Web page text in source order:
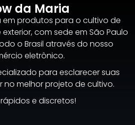
da Maria
em produtos para o cultivo de
com sede em São Paulo
o Brasil através do nosso
eletrônico.
para esclarecer suas
no melhor projeto de cultivo.
e discretos!